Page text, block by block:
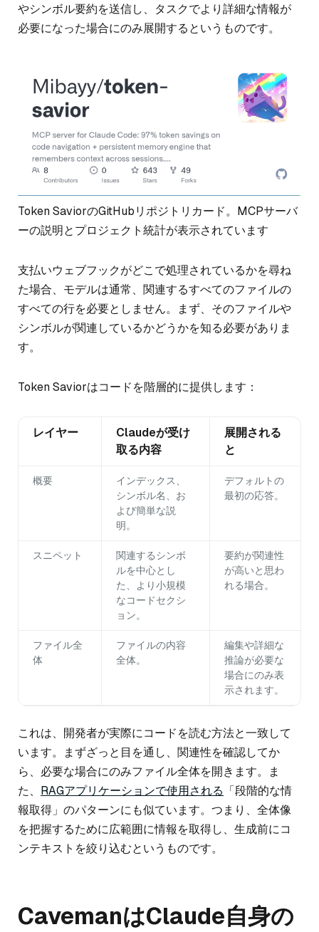
やシンボル要約を送信し、タスクでより詳細な情報が
必要になった場合にのみ展開するというものです。
Token SaviorのGitHubリポジトリカード。MCPサーバ
ーの説明とプロジェクト統計が表示されています
支払いウェブフックがどこで処理されているかを尋ね
た場合、モデルは通常、関連するすべてのファイルの
すべての行を必要としません。まず、そのファイルや
シンボルが関連しているかどうかを知る必要がありま
す。
Token Saviorはコードを階層的に提供します：
レイヤー
Claudeが受け
取る内容
展開される
と
概要
インデックス、
シンボル名、お
よび簡単な説
明。
デフォルトの
最初の応答。
スニペット
関連するシンボ
ルを中心とし
た、より小規模
なコードセクシ
ョン。
要約が関連性
が高いと思わ
れる場合。
ファイル全
体
ファイルの内容
全体。
編集や詳細な
推論が必要な
場合にのみ表
示されます。
これは、開発者が実際にコードを読む方法と一致して
います。まずざっと目を通し、関連性を確認してか
ら、必要な場合にのみファイル全体を開きます。ま
た、 RAGアプリケーションで使用される 「段階的な情
報取得」のパターンにも似ています。つまり、全体像
を把握するために広範囲に情報を取得し、生成前にコ
ンテキストを絞り込むというものです。
CavemanはClaude自身の